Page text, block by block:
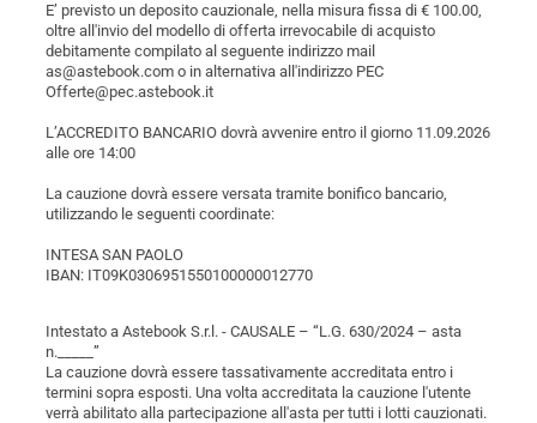
E’ previsto un deposito cauzionale, nella misura fissa di € 100.00,
oltre all'invio del modello di offerta irrevocabile di acquisto
debitamente compilato al seguente indirizzo mail
as@astebook.com o in alternativa all'indirizzo PEC
Offerte@pec.astebook.it
L’ACCREDITO BANCARIO dovrà avvenire entro il giorno 11.09.2026
alle ore 14:00
La cauzione dovrà essere versata tramite bonifico bancario,
utilizzando le seguenti coordinate:
INTESA SAN PAOLO
IBAN: IT09K0306951550100000012770
Intestato a Astebook S.r.l. - CAUSALE – “L.G. 630/2024 – asta
n._____”
La cauzione dovrà essere tassativamente accreditata entro i
termini sopra esposti. Una volta accreditata la cauzione l'utente
verrà abilitato alla partecipazione all'asta per tutti i lotti cauzionati.